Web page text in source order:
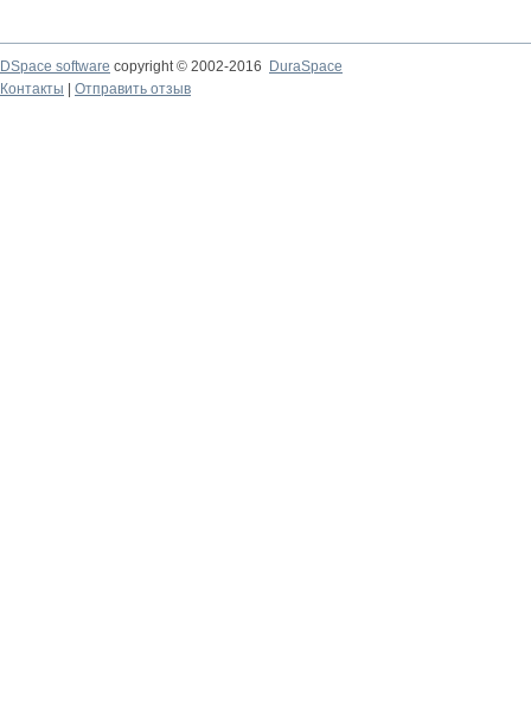
DSpace software copyright © 2002-2016
DuraSpace
Контакты
Отправить отзыв